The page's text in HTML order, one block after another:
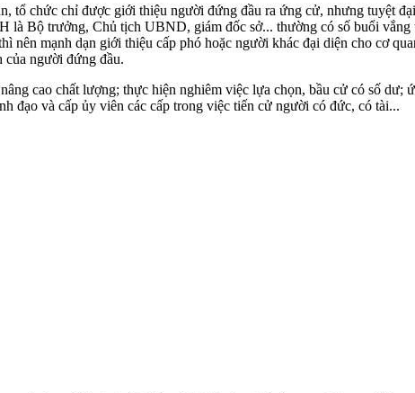
chức chỉ được giới thiệu người đứng đầu ra ứng cử, nhưng tuyệt
Bộ trưởng, Chủ tịch UBND, giám đốc sở... thường có số buổi vắng
nên mạnh dạn giới thiệu cấp phó hoặc người khác đại diện cho cơ
của người đứng đầu.
cao chất lượng; thực hiện nghiêm việc lựa chọn, bầu cử có số
đạo và cấp ủy viên các cấp trong việc tiến cử người có đức, có tài...